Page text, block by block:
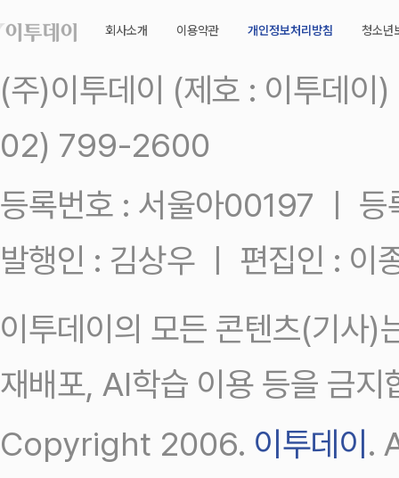
회사소개 이용약관 개인정보처리방침 청소년
(주)이투데이 (제호 : 이투데
02) 799-2600
등록번호 : 서울아00197 ㅣ
발행인 : 김상우 ㅣ 편집인 : 이
이투데이의 모든 콘텐츠(기사)
재배포, AI학습 이용 등을 금지
Copyright 2006. 이투데이.